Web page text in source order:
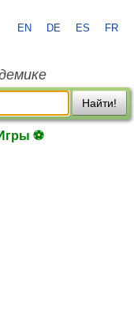
EN DE ES FR
Найти!
⚽